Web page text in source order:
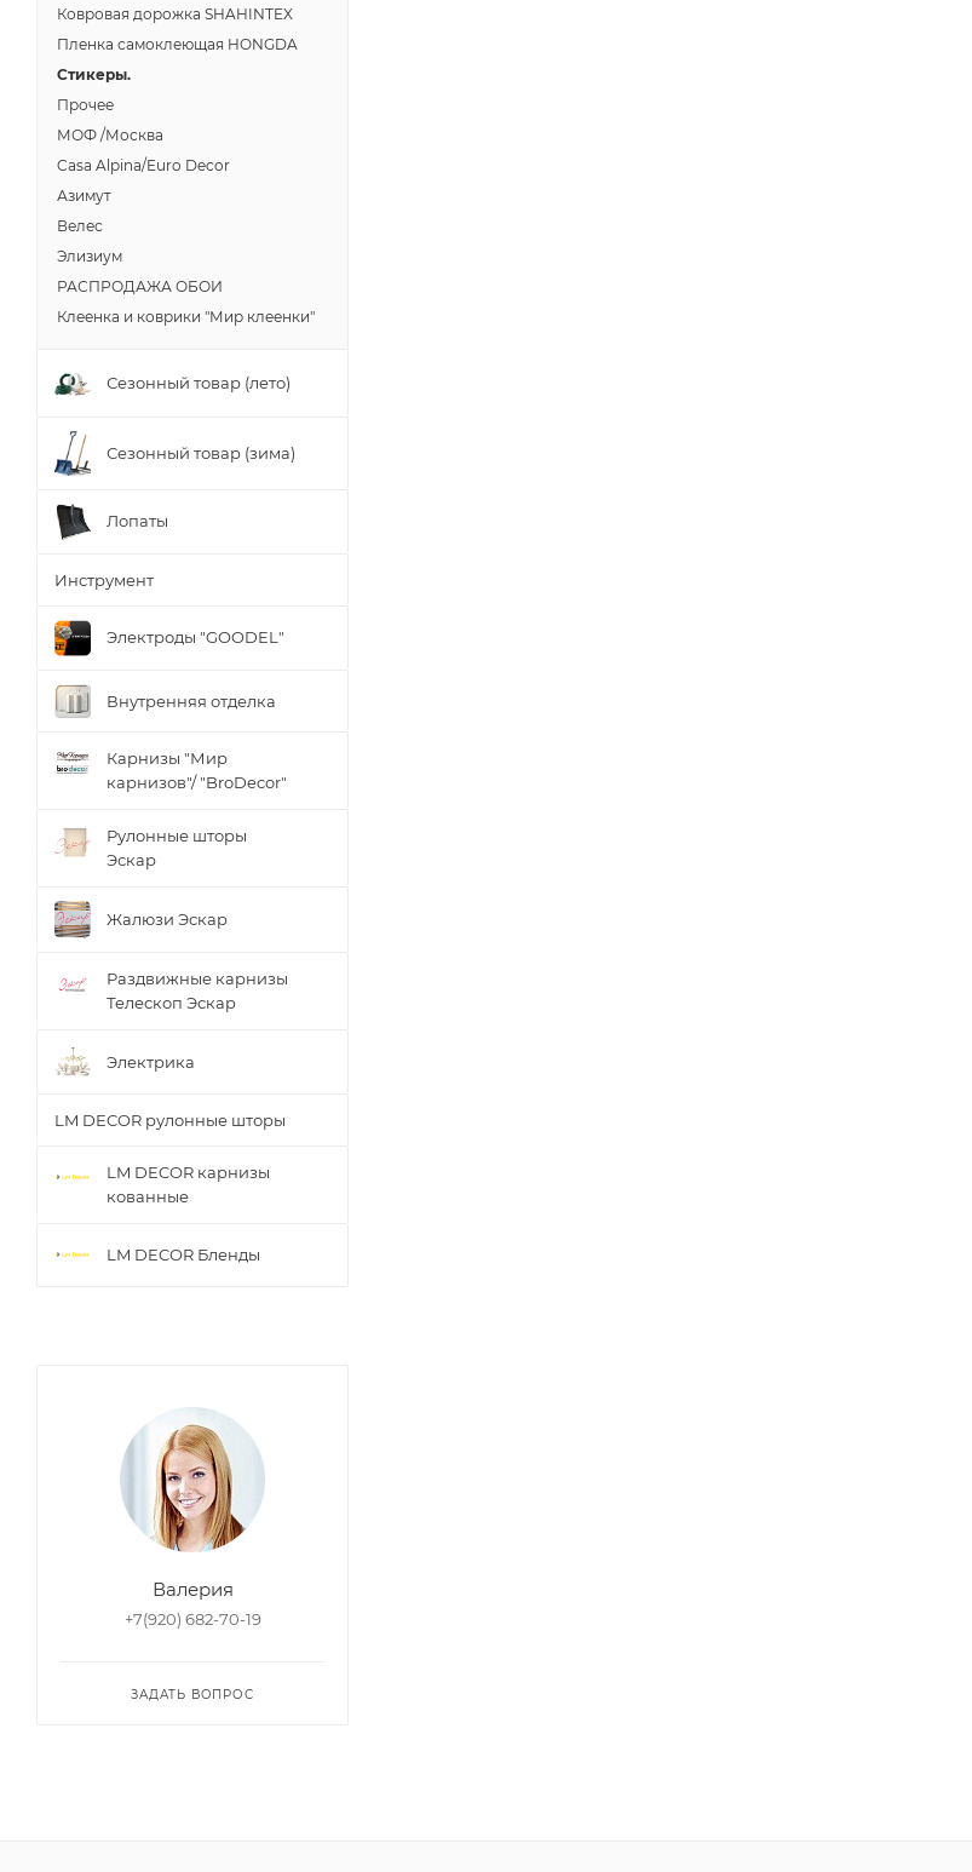
Ковровая дорожка SHAHINTEX
Пленка самоклеющая HONGDA
Стикеры.
Прочее
МОФ /Москва
Casa Alpina/Euro Decor
Азимут
Велес
Элизиум
РАСПРОДАЖА ОБОИ
Клеенка и коврики "Мир клеенки"
Сезонный товар (лето)
Сезонный товар (зима)
Лопаты
Инструмент
Электроды "GOODEL"
Внутренняя отделка
Карнизы "Мир
карнизов"/ "BroDecor"
Рулонные шторы
Эскар
Жалюзи Эскар
Раздвижные карнизы
Телескоп Эскар
Электрика
LM DECOR рулонные шторы
LM DECOR карнизы
кованные
LM DECOR Бленды
Валерия
+7(920) 682-70-19
ЗАДАТЬ ВОПРОС